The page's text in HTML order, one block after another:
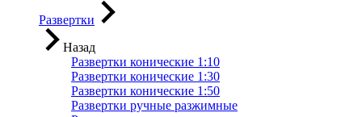
Развертки
Назад
Развертки конические 1:10
Развертки конические 1:30
Развертки конические 1:50
Развертки ручные разжимные